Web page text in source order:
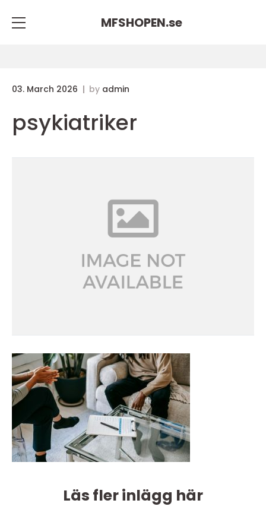
MFSHOPEN.se
03. March 2026 by admin
psykiatriker
Läs fler inlägg här